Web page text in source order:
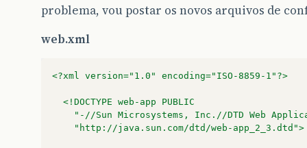
problema, vou postar os novos arquivos de
web.xml
<?xml version="1.0" encoding="ISO-8859-1"?>
<!DOCTYPE web-app PUBLIC
"-//Sun Microsystems, Inc.//DTD Web
	"http://java.sun.com/dtd/web-app_2_3.dtd">